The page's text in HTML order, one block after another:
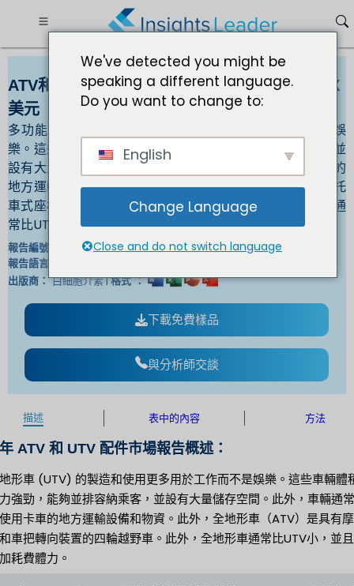
ATV和UTV配件市場到2032年，尺寸將達到XXX
美元
多功能地形車 (UTV) 的製造和使用更多用於工作而不是娛
樂。這些車輛體積龐大、動力強勁，能夠並排容納乘客，並
設有大量儲存空間。此外，車輛通常用於在無法使用卡車的
地方運輸設備和物資。此外，全地形車（ATV）是具有摩托
車式座椅和車把轉向裝置的四輪越野車。此外，全地形車通
常比UTV小，並且操作起來更加耗費體力。
報告編號： IL_1042 |
報告語言：
出版商：白細胞介素 |格式 ：
下載免費樣品
與分析師交談
描述 表中的內容 方法
ATV 和 UTV 配件市場報告概述：
形車 (UTV) 的製造和使用更多用於工作而不是娛樂。這些車輛體
強勁，能夠並排容納乘客，並設有大量儲存空間。此外，車輛通
用卡車的地方運輸設備和物資。此外，全地形車（ATV）是具有
車把轉向裝置的四輪越野車。此外，全地形車通常比UTV小，並
耗費體力。
We've detected you might be
speaking a different language.
Do you want to change to:
English
Change Language
Close and do not switch language